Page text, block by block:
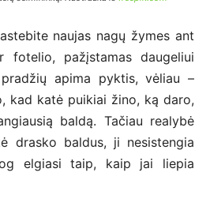
naujas nagų žymes ant
fotelio, pažįstamas daugeliui
apima pyktis, vėliau –
kad katė puikiai žino, ką daro,
baldą. Tačiau realybė
drasko baldus, ji nesistengia
elgiasi taip, kaip jai liepia